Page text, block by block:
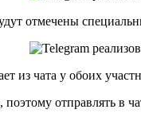
отмечены
из чата у обоих
отправлять в